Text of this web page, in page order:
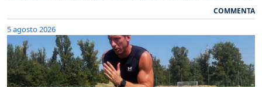
COMMENTA
5 agosto 2026